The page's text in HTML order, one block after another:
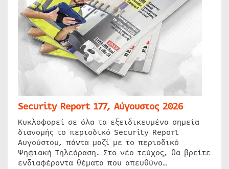
Security Report 177, Αύγουστος 2026
Κυκλοφορεί σε όλα τα εξειδικευμένα σημεία
διανομής το περιοδικό Security Report
Αυγούστου, πάντα μαζί με το περιοδικό
Ψηφιακή Τηλεόραση. Στο νέο τεύχος, θα βρείτε
ενδιαφέροντα θέματα που απευθύνο…